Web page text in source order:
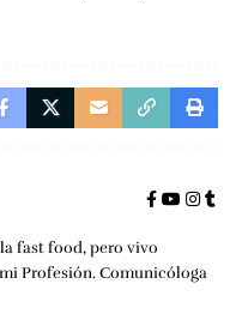
fast food, pero vivo
Profesión. Comunicóloga